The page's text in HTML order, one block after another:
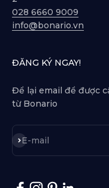
028 6660 9009
info@bonario.vn
ĐĂNG KÝ NGAY!
Để lại email để được
từ Bonario
E-mail
Subscribe